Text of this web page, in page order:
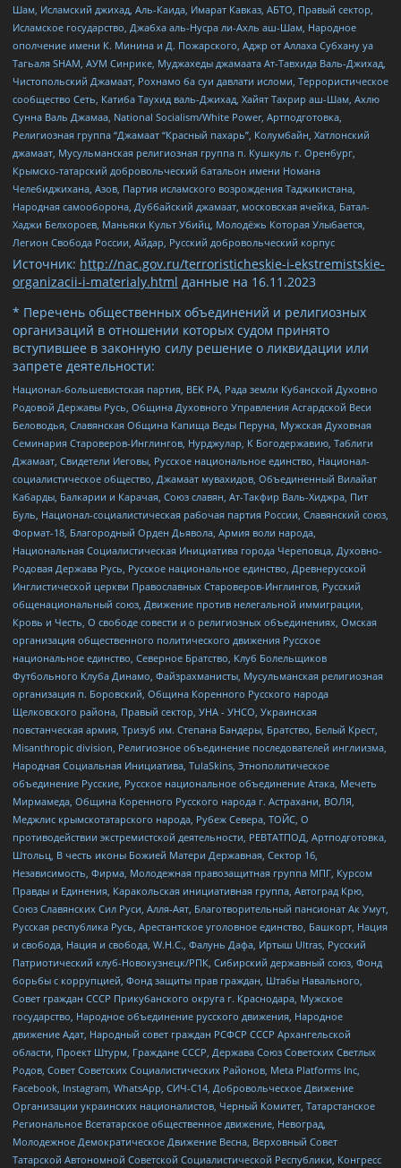
Шам, Исламский джихад, Аль-Каида, Имарат Кавказ, АБТО, Правый сектор,
Исламское государство, Джабха аль-Нусра ли-Ахль аш-Шам, Народное
ополчение имени К. Минина и Д. Пожарского, Аджр от Аллаха Субхану уа
Тагьаля SHAM, АУМ Синрике, Муджахеды джамаата Ат-Тавхида Валь-Джихад,
Чистопольский Джамаат, Рохнамо ба суи давлати исломи, Террористическое
сообщество Сеть, Катиба Таухид валь-Джихад, Хайят Тахрир аш-Шам, Ахлю
Сунна Валь Джамаа, National Socialism/White Power, Артподготовка,
Религиозная группа “Джамаат “Красный пахарь”, Колумбайн, Хатлонский
джамаат, Мусульманская религиозная группа п. Кушкуль г. Оренбург,
Крымско-татарский добровольческий батальон имени Номана
Челебиджихана, Азов, Партия исламского возрождения Таджикистана,
Народная самооборона, Дуббайский джамаат, московская ячейка, Батал-
Хаджи Белхороев, Маньяки Культ Убийц, Молодёжь Которая Улыбается,
Легион Свобода России, Айдар, Русский добровольческий корпус
Источник: http://nac.gov.ru/terroristicheskie-i-ekstremistskie-
organizacii-i-materialy.html данные на 16.11.2023
* Перечень общественных объединений и религиозных
организаций в отношении которых судом принято
вступившее в законную силу решение о ликвидации или
запрете деятельности:
Национал-большевистская партия, ВЕК РА, Рада земли Кубанской Духовно
Родовой Державы Русь, Община Духовного Управления Асгардской Веси
Беловодья, Славянская Община Капища Веды Перуна, Мужская Духовная
Семинария Староверов-Инглингов, Нурджулар, К Богодержавию, Таблиги
Джамаат, Свидетели Иеговы, Русское национальное единство, Национал-
социалистическое общество, Джамаат мувахидов, Объединенный Вилайат
Кабарды, Балкарии и Карачая, Союз славян, Ат-Такфир Валь-Хиджра, Пит
Буль, Национал-социалистическая рабочая партия России, Славянский союз,
Формат-18, Благородный Орден Дьявола, Армия воли народа,
Национальная Социалистическая Инициатива города Череповца, Духовно-
Родовая Держава Русь, Русское национальное единство, Древнерусской
Инглистической церкви Православных Староверов-Инглингов, Русский
общенациональный союз, Движение против нелегальной иммиграции,
Кровь и Честь, О свободе совести и о религиозных объединениях, Омская
организация общественного политического движения Русское
национальное единство, Северное Братство, Клуб Болельщиков
Футбольного Клуба Динамо, Файзрахманисты, Мусульманская религиозная
организация п. Боровский, Община Коренного Русского народа
Щелковского района, Правый сектор, УНА - УНСО, Украинская
повстанческая армия, Тризуб им. Степана Бандеры, Братство, Белый Крест,
Misanthropic division, Религиозное объединение последователей инглиизма,
Народная Социальная Инициатива, TulaSkins, Этнополитическое
объединение Русские, Русское национальное объединение Атака, Мечеть
Мирмамеда, Община Коренного Русского народа г. Астрахани, ВОЛЯ,
Меджлис крымскотатарского народа, Рубеж Севера, ТОЙС, О
противодействии экстремистской деятельности, РЕВТАТПОД, Артподготовка,
Штольц, В честь иконы Божией Матери Державная, Сектор 16,
Независимость, Фирма, Молодежная правозащитная группа МПГ, Курсом
Правды и Единения, Каракольская инициативная группа, Автоград Крю,
Союз Славянских Сил Руси, Алля-Аят, Благотворительный пансионат Ак Умут,
Русская республика Русь, Арестантское уголовное единство, Башкорт, Нация
и свобода, Нация и свобода, W.H.С., Фалунь Дафа, Иртыш Ultras, Русский
Патриотический клуб-Новокузнецк/РПК, Сибирский державный союз, Фонд
борьбы с коррупцией, Фонд защиты прав граждан, Штабы Навального,
Совет граждан СССР Прикубанского округа г. Краснодара, Мужское
государство, Народное объединение русского движения, Народное
движение Адат, Народный совет граждан РСФСР СССР Архангельской
области, Проект Штурм, Граждане СССР, Держава Союз Советских Светлых
Родов, Совет Советских Социалистических Районов, Meta Platforms Inc,
Facebook, Instagram, WhatsApp, СИЧ-С14, Добровольческое Движение
Организации украинских националистов, Черный Комитет, Татарстанское
Региональное Всетатарское общественное движение, Невоград,
Молодежное Демократическое Движение Весна, Верховный Совет
Татарской Автономной Советской Социалистической Республики, Конгресс